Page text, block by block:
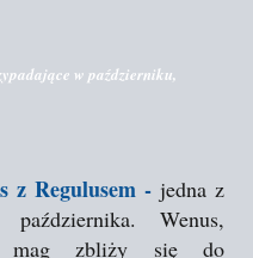
w październiku,
z Regulusem - jedna z
października. Wenus,
mag zbliży się do